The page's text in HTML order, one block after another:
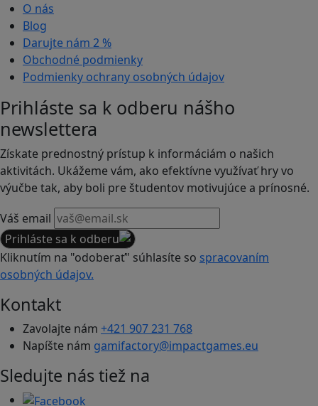
O nás
Blog
Darujte nám 2 %
Obchodné podmienky
Podmienky ochrany osobných údajov
Prihláste sa k odberu nášho
newslettera
Získate prednostný prístup k informáciám o našich
aktivitách. Ukážeme vám, ako efektívne využívať hry vo
výučbe tak, aby boli pre študentov motivujúce a prínosné.
Váš email
Prihláste sa k odberu
Kliknutím na "odoberať" súhlasíte so spracovaním
osobných údajov.
Kontakt
Zavolajte nám +421 907 231 768
Napíšte nám gamifactory@impactgames.eu
Sledujte nás tiež na